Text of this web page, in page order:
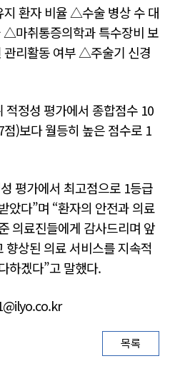
지 환자 비율 △수술 병상 수 대
△마취통증의학과 특수장비 보
리활동 여부 △주술기 신경
적정성 평가에서 종합점수 10
)보다 월등히 높은 점수로 1
평가에서 최고점으로 1등급
았다”며 “환자의 안전과 의료
의료진들에게 감사드리며 앞
상된 의료 서비스를 지속적
하겠다”고 말했다.
목록